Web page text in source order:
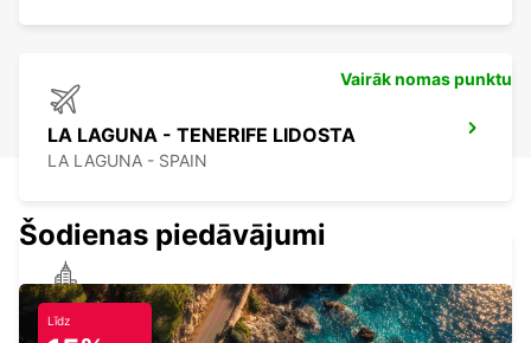
LA LAGUNA - TENERIFE LIDOSTA
LA LAGUNA - SPAIN
TENERIFE PUERTO DE LA CRUZ LA PAZ
PUERTO DE LA CRUZ - SPAIN
Vairāk nomas punktu
Šodienas piedāvājumi
Līdz